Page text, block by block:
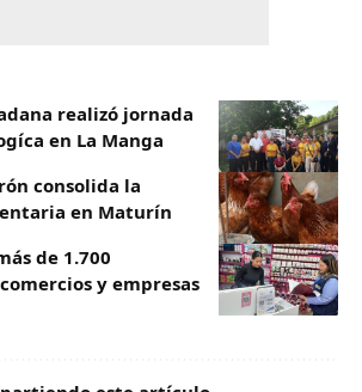
realizó jornada
en La Manga
consolida la
en Maturín
de 1.700
y empresas